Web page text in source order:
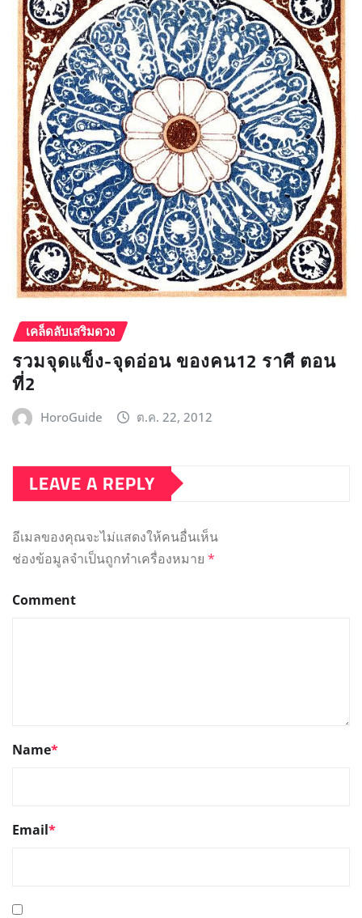
เคล็ดลับเสริมดวง
รวมจุดแข็ง-จุดอ่อน ของคน12 ราศี ตอน
ที่2
HoroGuide ต.ค. 22, 2012
LEAVE A REPLY
อีเมลของคุณจะไม่แสดงให้คนอื่นเห็น
ช่องข้อมูลจำเป็นถูกทำเครื่องหมาย *
Comment
Name*
Email*